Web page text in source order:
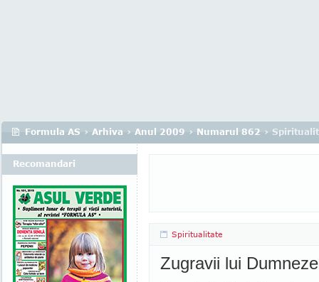
Formula AS › Arhiva › Anul 2009 › Numarul 862 ›
Spiritualitate
Zugravii lui
Recomandari